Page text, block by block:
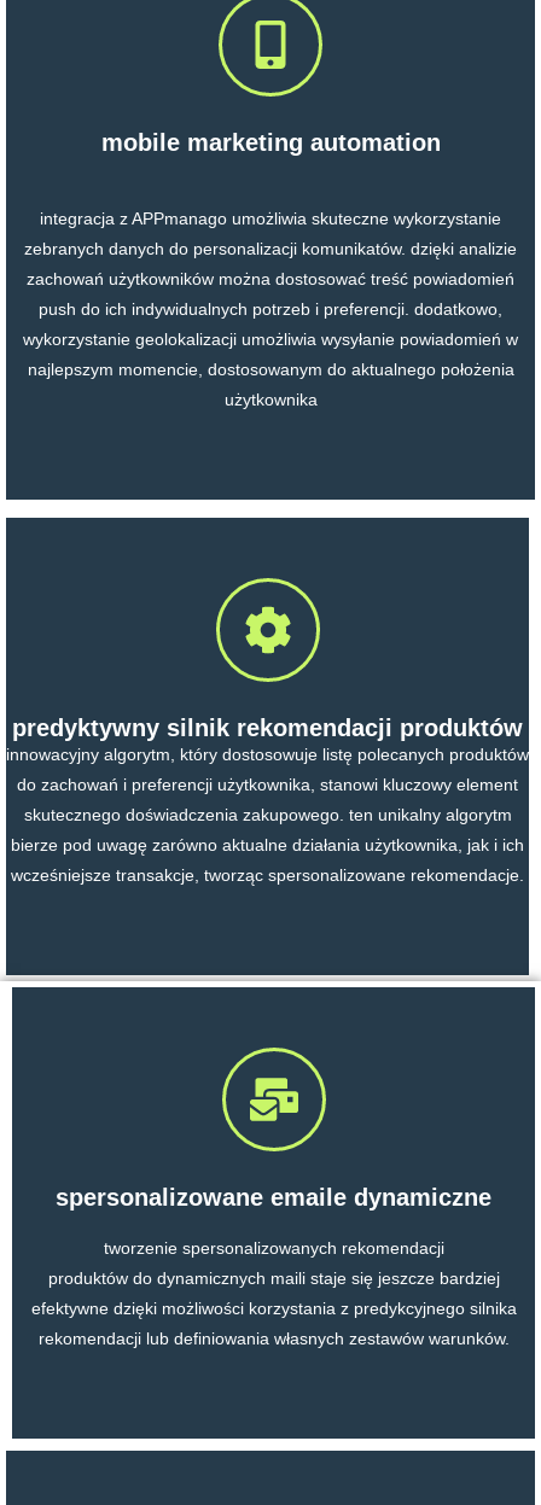
mobile marketing automation
integracja z APPmanago umożliwia skuteczne wykorzystanie
zebranych danych do personalizacji komunikatów. dzięki analizie
zachowań użytkowników można dostosować treść powiadomień
push do ich indywidualnych potrzeb i preferencji. dodatkowo,
wykorzystanie geolokalizacji umożliwia wysyłanie powiadomień w
najlepszym momencie, dostosowanym do aktualnego położenia
użytkownika
predyktywny silnik rekomendacji produktów
innowacyjny algorytm, który dostosowuje listę polecanych produktów
do zachowań i preferencji użytkownika, stanowi kluczowy element
skutecznego doświadczenia zakupowego. ten unikalny algorytm
bierze pod uwagę zarówno aktualne działania użytkownika, jak i ich
wcześniejsze transakcje, tworząc spersonalizowane rekomendacje.
spersonalizowane emaile dynamiczne
tworzenie spersonalizowanych rekomendacji
produktów do dynamicznych maili staje się jeszcze bardziej
efektywne dzięki możliwości korzystania z predykcyjnego silnika
rekomendacji lub definiowania własnych zestawów warunków.